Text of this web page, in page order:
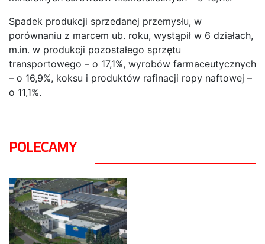
Spadek produkcji sprzedanej przemysłu, w
porównaniu z marcem ub. roku, wystąpił w 6 działach,
m.in. w produkcji pozostałego sprzętu
transportowego – o 17,1%, wyrobów farmaceutycznych
– o 16,9%, koksu i produktów rafinacji ropy naftowej –
o 11,1%.
POLECAMY